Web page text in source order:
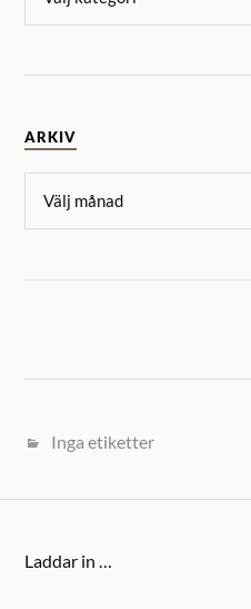
ARKIV
Inga etiketter
Laddar in …